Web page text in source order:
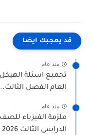
قد يعجبك ايضا
منذ عام
تجميع اسئلة
العام الفصل
منذ عام
ملزمة الفيزياء
الدراسى الثالث 2026